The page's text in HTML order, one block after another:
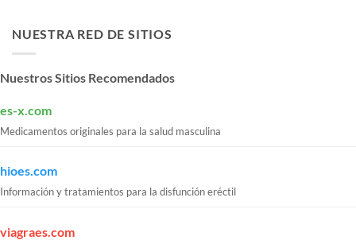
NUESTRA RED DE SITIOS
Nuestros Sitios Recomendados
es-x.com
Medicamentos originales para la salud masculina
hioes.com
Información y tratamientos para la disfunción eréctil
viagraes.com